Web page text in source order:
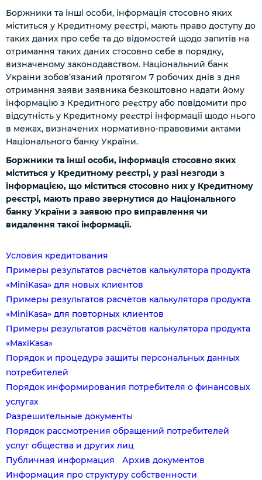
Боржники та інші особи, інформація стосовно яких
міститься у Кредитному реєстрі, мають право доступу до
таких даних про себе та до відомостей щодо запитів на
отримання таких даних стосовно себе в порядку,
визначеному законодавством. Національний банк
України зобов’язаний протягом 7 робочих днів з дня
отримання заяви заявника безкоштовно надати йому
інформацію з Кредитного реєстру або повідомити про
відсутність у Кредитному реєстрі інформації щодо нього
в межах, визначених нормативно-правовими актами
Національного банку України.
Боржники та інші особи, інформація стосовно яких
міститься у Кредитному реєстрі, у разі незгоди з
інформацією, що міститься стосовно них у Кредитному
реєстрі, мають право звернутися до Національного
банку України з заявою про виправлення чи
видалення такої інформації.
Условия кредитования
Примеры результатов расчётов калькулятора продукта
«MiniKasa» для новых клиентов
Примеры результатов расчётов калькулятора продукта
«MiniKasa» для повторных клиентов
Примеры результатов расчётов калькулятора продукта
«MaxiKasa»
Порядок и процедура защиты персональных данных
потребителей
Порядок информирования потребителя о финансовых
услугах
Разрешительные документы
Порядок рассмотрения обращений потребителей
услуг общества и других лиц
Публичная информация
Архив документов
Информация про структуру собственности